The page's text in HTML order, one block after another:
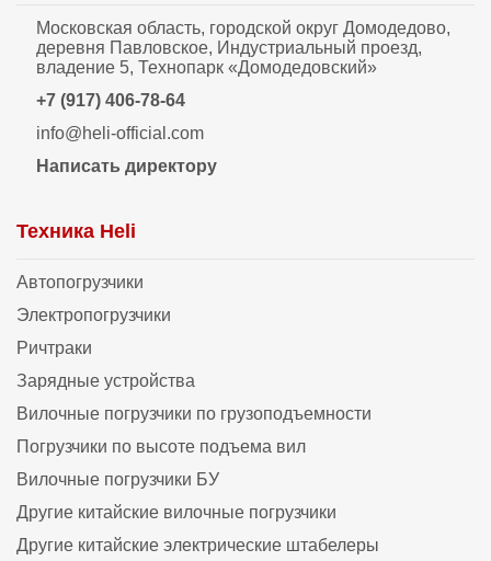
Московская область, городской округ Домодедово,
деревня Павловское, Индустриальный проезд,
владение 5, Технопарк «Домодедовский»
+7 (917) 406-78-64
info@heli-official.com
Написать директору
Техника Heli
Автопогрузчики
Электропогрузчики
Ричтраки
Зарядные устройства
Вилочные погрузчики по грузоподъемности
Погрузчики по высоте подъема вил
Вилочные погрузчики БУ
Другие китайские вилочные погрузчики
Другие китайские электрические штабелеры